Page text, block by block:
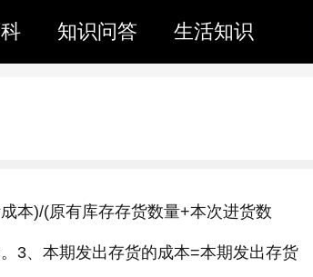
知识问答 生活知识
本)/(原有库存存货数量+本次进货数
3、本期发出存货的成本=本期发出存货